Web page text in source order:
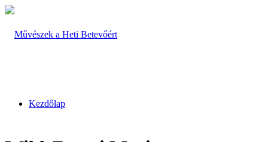
Kezdőlap